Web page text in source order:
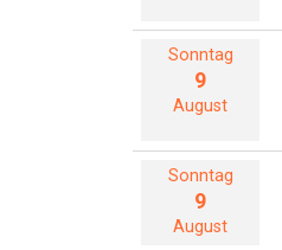
Sonntag
9
August
Sonntag
9
August